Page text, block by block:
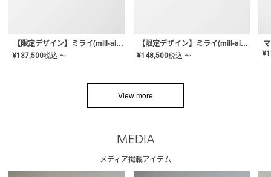
【限定デザイン】ミライ(mill-ai)リング
¥137,500税込 〜
【限定デザイン】ミライ(mill-ai)リング
¥148,500税込 〜 ¥
View more
MEDIA
メディア掲載アイテム